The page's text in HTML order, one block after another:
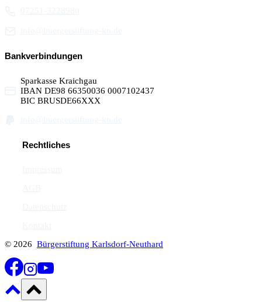
Bankverbindungen
Sparkasse Kraichgau
IBAN DE98 66350036 0007102437
BIC BRUSDE66XXX
Rechtliches
© 2026 Bürgerstiftung Karlsdorf-Neuthard